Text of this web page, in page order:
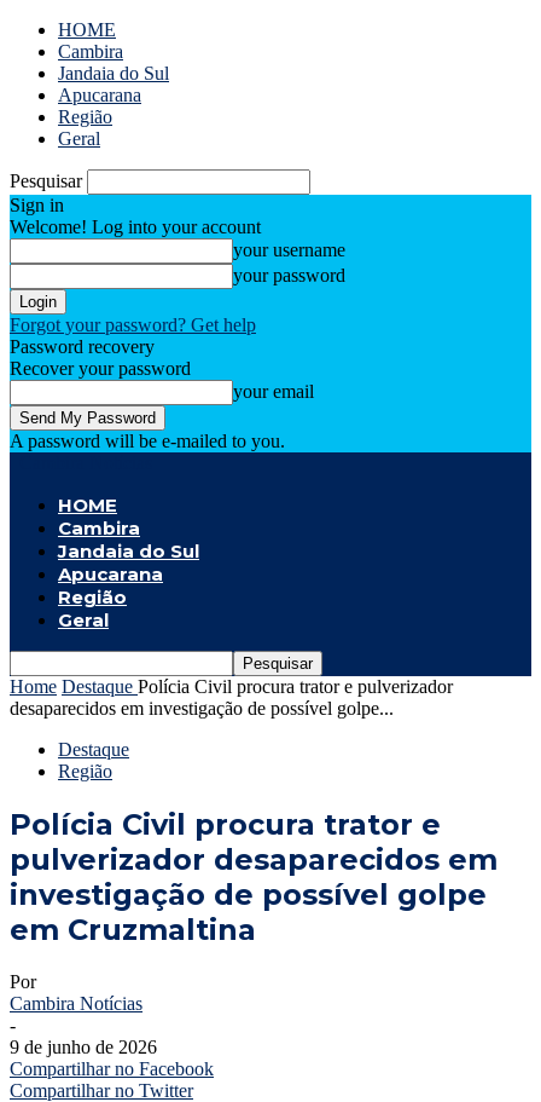
HOME
Cambira
Jandaia do Sul
Apucarana
Região
Geral
Pesquisar
Sign in
Welcome! Log into your account
your username
your password
Forgot your password? Get help
Password recovery
Recover your password
your email
A password will be e-mailed to you.
HOME
Cambira
Jandaia do Sul
Apucarana
Região
Geral
Home Destaque Polícia Civil procura trator e pulverizador
desaparecidos em investigação de possível golpe...
Destaque
Região
Polícia Civil procura trator e
pulverizador desaparecidos em
investigação de possível golpe
em Cruzmaltina
Por
Cambira Notícias
-
9 de junho de 2026
Compartilhar no Facebook
Compartilhar no Twitter